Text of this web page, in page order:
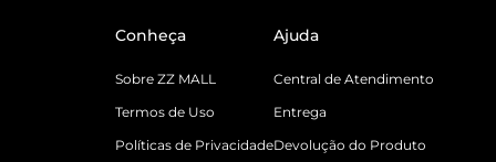
Conheça
Sobre ZZ MALL
Termos de Uso
Políticas de Privacidade
Ajuda
Central de Atendimento
Entrega
Devolução do Produto